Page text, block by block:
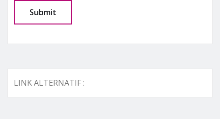
LINK ALTERNATIF :